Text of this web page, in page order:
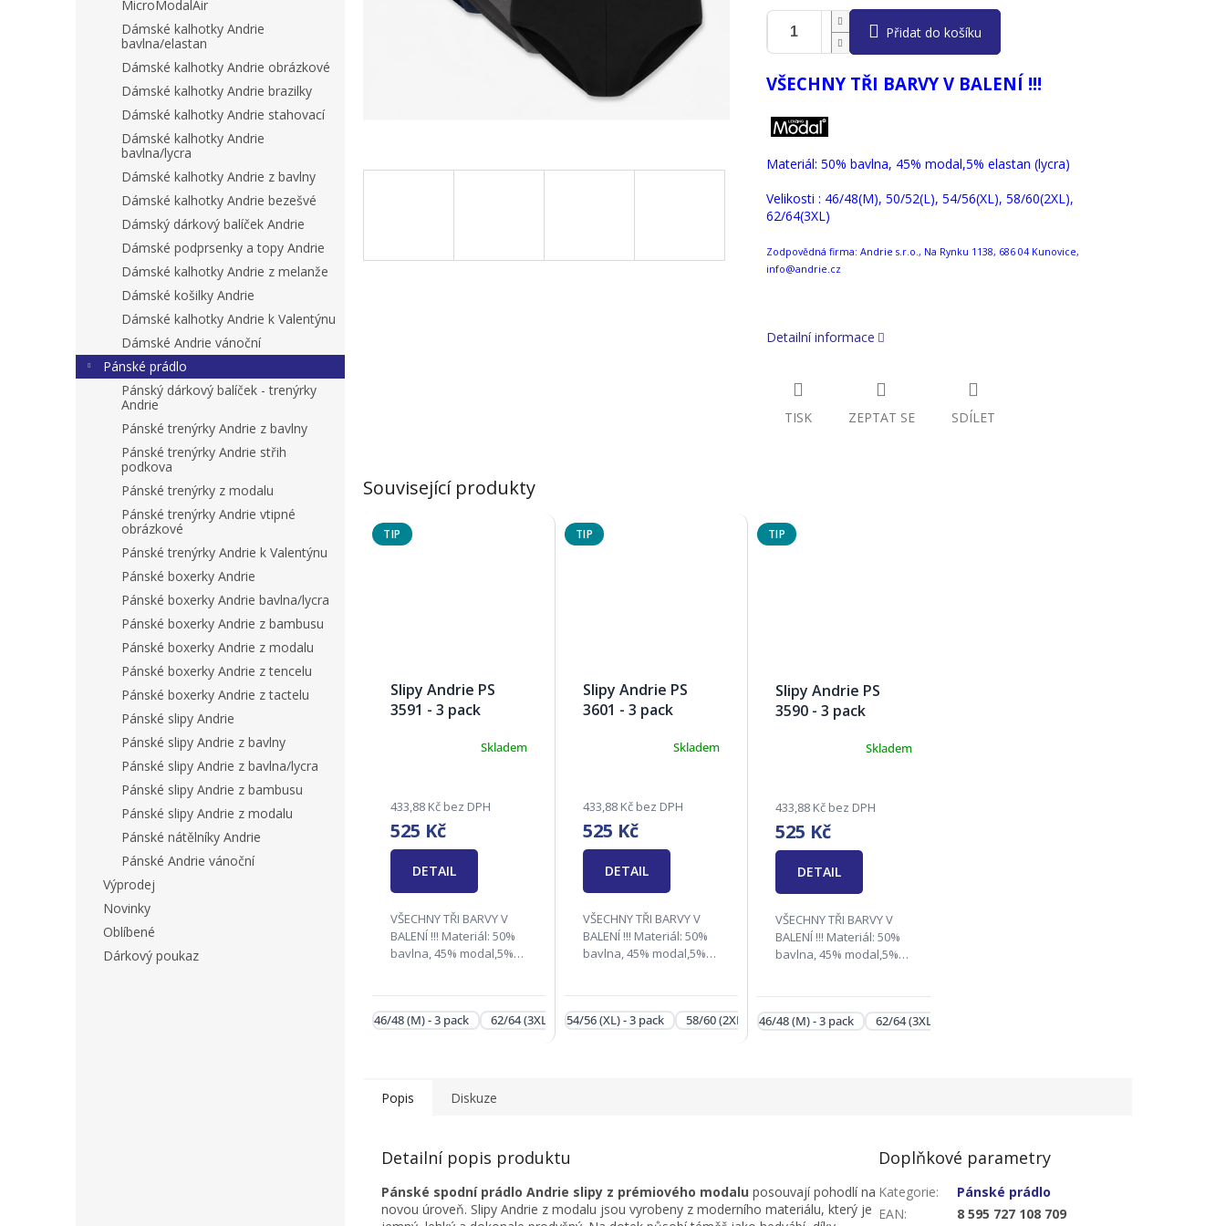
MicroModalAir
Dámské kalhotky Andrie
bavlna/elastan
Dámské kalhotky Andrie obrázkové
Dámské kalhotky Andrie brazilky
Dámské kalhotky Andrie stahovací
Dámské kalhotky Andrie
bavlna/lycra
Dámské kalhotky Andrie z bavlny
Dámské kalhotky Andrie bezešvé
Dámský dárkový balíček Andrie
Dámské podprsenky a topy Andrie
Dámské kalhotky Andrie z melanže
Dámské košilky Andrie
Dámské kalhotky Andrie k Valentýnu
Dámské Andrie vánoční
Pánské prádlo
Pánský dárkový balíček - trenýrky
Andrie
Pánské trenýrky Andrie z bavlny
Pánské trenýrky Andrie střih
podkova
Pánské trenýrky z modalu
Pánské trenýrky Andrie vtipné
obrázkové
Pánské trenýrky Andrie k Valentýnu
Pánské boxerky Andrie
Pánské boxerky Andrie bavlna/lycra
Pánské boxerky Andrie z bambusu
Pánské boxerky Andrie z modalu
Pánské boxerky Andrie z tencelu
Pánské boxerky Andrie z tactelu
Pánské slipy Andrie
Pánské slipy Andrie z bavlny
Pánské slipy Andrie z bavlna/lycra
Pánské slipy Andrie z bambusu
Pánské slipy Andrie z modalu
Pánské nátělníky Andrie
Pánské Andrie vánoční
Výprodej
Novinky
Oblíbené
Dárkový poukaz
Přidat do košíku
VŠECHNY TŘI BARVY V BALENÍ !!!
Materiál: 50% bavlna, 45% modal,5% elastan (lycra)
Velikosti : 46/48(M), 50/52(L), 54/56(XL), 58/60(2XL),
62/64(3XL)
Zodpovědná firma: Andrie s.r.o., Na Rynku 1138, 686 04 Kunovice,
info@andrie.cz
Detailní informace
TISK ZEPTAT SE SDÍLET
Související produkty
TIP
Slipy Andrie PS
3591 - 3 pack
Skladem
433,88 Kč bez DPH
525 Kč
DETAIL
VŠECHNY TŘI BARVY V
BALENÍ !!! Materiál: 50%
bavlna, 45% modal,5%
62/64(3XL) Zodpovědná
46/48 (M) - 3 pack 62/64 (3XL) - 3 pack
TIP
Slipy Andrie PS
3601 - 3 pack
Skladem
433,88 Kč bez DPH
525 Kč
DETAIL
VŠECHNY TŘI BARVY V
BALENÍ !!! Materiál: 50%
bavlna, 45% modal,5%
66/68(4XL) Zodpovědná
54/56 (XL) - 3 pack 58/60 (2XL) - 3 pack 62/64 (3XL) - 3 pack
TIP
Slipy Andrie PS
3590 - 3 pack
Skladem
433,88 Kč bez DPH
525 Kč
DETAIL
VŠECHNY TŘI BARVY V
BALENÍ !!! Materiál: 50%
bavlna, 45% modal,5%
62/64(3XL) Zodpovědná
46/48 (M) - 3 pack 62/64 (3XL) - 3 pack
Popis Diskuze
Detailní popis produktu
Pánské spodní prádlo Andrie slipy z prémiového modalu posouvají pohodlí na
novou úroveň. Slipy Andrie z modalu jsou vyrobeny z moderního materiálu, který je
Doplňkové parametry
Kategorie:
Pánské prádlo
EAN: 8 595 727 108 709